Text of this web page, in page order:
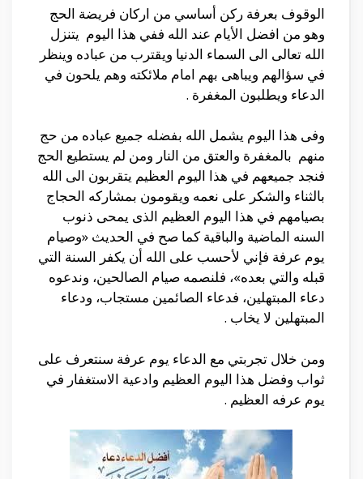
الوقوف بعرفة ركن أساسي من اركان فريضة الحج
وهو من افضل الأيام عند الله ففي هذا اليوم يتنزل
الله تعالى الى السماء الدنيا ويقترب من عباده وينظر
في سؤالهم ويباهى بهم امام ملائكته وهم يلحون في
الدعاء ويطلبون المغفرة .
وفى هذا اليوم يشمل الله بفضله جميع عباده من حج
منهم بالمغفرة والعتق من النار ومن لم يستطيع الحج
فنجد جميعهم في هذا اليوم العظيم يتقربون الى الله
بالثناء والشكر على نعمه ويقومون بمشاركه الحجاج
بصيامهم في هذا اليوم العظيم الذى يمحى ذنوب
السنه الماضية والباقية كما صح في الحديث «وصيام
يوم عرفة فإني لأحسب على الله أن يكفر السنة التي
قبله والتي بعده»، فلنصمه صيام الصالحين، وندعوه
دعاء المبتهلين، فدعاء الصائمين مستجاب، ودعاء
المبتهلين لا يخاب .
ومن خلال تجربتي مع الدعاء يوم عرفة سنتعرف على
ثواب وفضل هذا اليوم العظيم وادعية الاستغفار في
يوم عرفه العظيم .